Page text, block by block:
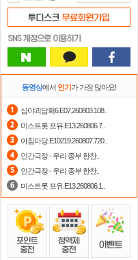
동영상에서 인기가 가장 많아요!
심야괴담회6.E07.260803.108..
미스트롯 포유.E13.260806.7..
아침마당.E10219.260807.720..
인간극장 - 우리 종부 한찬..
인간극장 - 우리 종부 한찬..
미스트롯 포유.E13.260806.1..